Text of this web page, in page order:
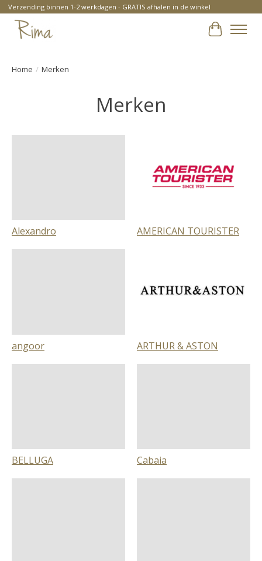
Verzending binnen 1-2 werkdagen - GRATIS afhalen in de winkel
Home / Merken
Merken
Alexandro AMERICAN TOURISTER
angoor ARTHUR & ASTON
BELLUGA Cabaia